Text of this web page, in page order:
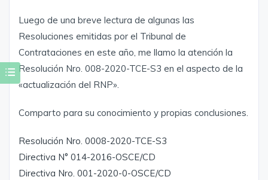
Luego de una breve lectura de algunas las
Resoluciones emitidas por el Tribunal de
Contrataciones en este año, me llamo la atención la
Resolución Nro. 008-2020-TCE-S3 en el aspecto de la
«actualización del RNP».
Comparto para su conocimiento y propias conclusiones.
Resolución Nro. 0008-2020-TCE-S3
Directiva N° 014-2016-OSCE/CD
Directiva Nro. 001-2020-0-OSCE/CD